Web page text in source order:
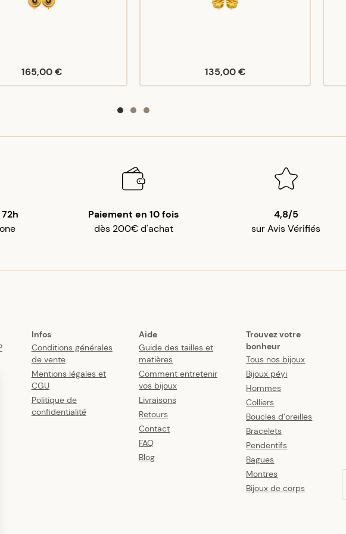
165,00 € 135,00 €
Paiement en 10 fois
dès 200€ d'achat
4,8/5
sur Avis Vérifiés
Infos
Conditions générales
de vente
Mentions légales et
CGU
Politique de
confidentialité
Aide
Guide des tailles et
matières
Comment entretenir
vos bijoux
Livraisons
Retours
Contact
FAQ
Blog
Trouvez votre
bonheur
Tous nos bijoux
Bijoux péyi
Hommes
Colliers
Boucles d’oreilles
Bracelets
Pendentifs
Bagues
Montres
Bijoux de corps